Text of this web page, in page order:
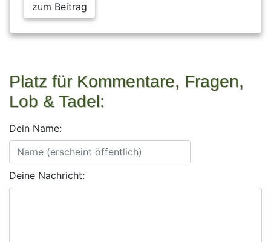
zum Beitrag
Platz für Kommentare, Fragen,
Lob & Tadel:
Dein Name:
Deine Nachricht: